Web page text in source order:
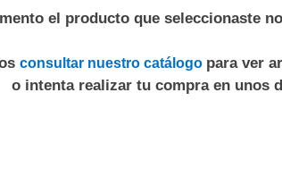
el producto que seleccionaste
consultar nuestro catálogo para ver
o intenta realizar tu compra en unos